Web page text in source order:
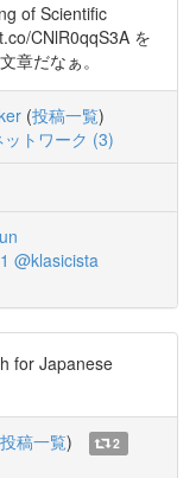
of Scientific
CNlR0qqS3A を
章だなぁ。
(投稿一覧)
ットワーク (3)
@klasicista
for Japanese
投稿一覧)
2